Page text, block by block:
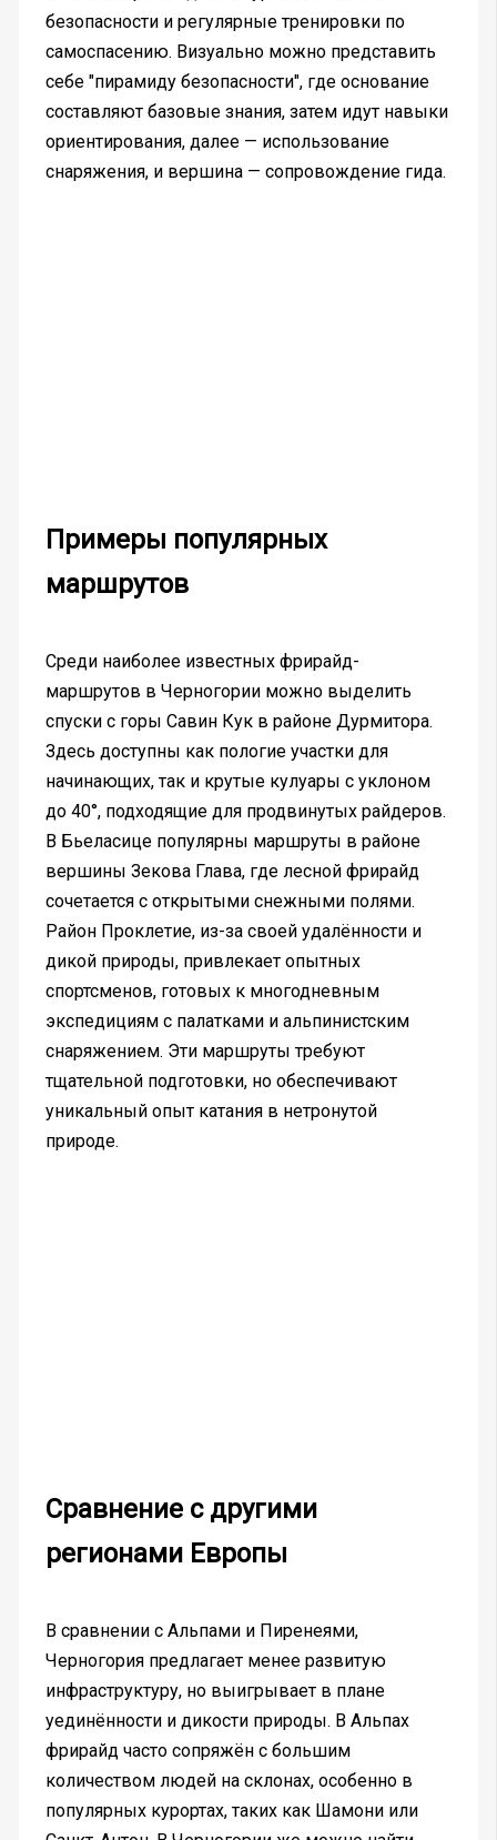
безопасности и регулярные тренировки по
самоспасению. Визуально можно представить
себе "пирамиду безопасности", где основание
составляют базовые знания, затем идут навыки
ориентирования, далее — использование
снаряжения, и вершина — сопровождение гида.
Примеры популярных
маршрутов
Среди наиболее известных фрирайд-
маршрутов в Черногории можно выделить
спуски с горы Савин Кук в районе Дурмитора.
Здесь доступны как пологие участки для
начинающих, так и крутые кулуары с уклоном
до 40°, подходящие для продвинутых райдеров.
В Бьеласице популярны маршруты в районе
вершины Зекова Глава, где лесной фрирайд
сочетается с открытыми снежными полями.
Район Проклетие, из-за своей удалённости и
дикой природы, привлекает опытных
спортсменов, готовых к многодневным
экспедициям с палатками и альпинистским
снаряжением. Эти маршруты требуют
тщательной подготовки, но обеспечивают
уникальный опыт катания в нетронутой
природе.
Сравнение с другими
регионами Европы
В сравнении с Альпами и Пиренеями,
Черногория предлагает менее развитую
инфраструктуру, но выигрывает в плане
уединённости и дикости природы. В Альпах
фрирайд часто сопряжён с большим
количеством людей на склонах, особенно в
популярных курортах, таких как Шамони или